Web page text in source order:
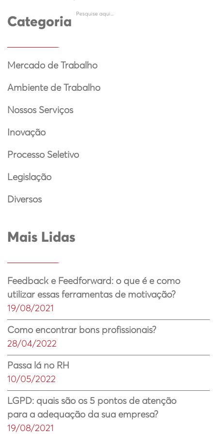
Categoria
Mercado de Trabalho
Ambiente de Trabalho
Nossos Serviços
Inovação
Processo Seletivo
Legislação
Diversos
Mais Lidas
Feedback e Feedforward: o que é e como
utilizar essas ferramentas de motivação?
19/08/2021
Como encontrar bons profissionais?
28/04/2022
Passa lá no RH
10/05/2022
LGPD: quais são os 5 pontos de atenção
para a adequação da sua empresa?
19/08/2021